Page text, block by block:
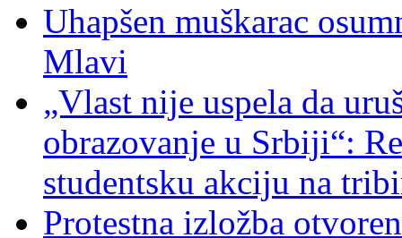
Uhapšen muškarac
Mlavi
„Vlast nije uspela da
obrazovanje u Srbiji“:
studentsku akciju na
Protestna izložba